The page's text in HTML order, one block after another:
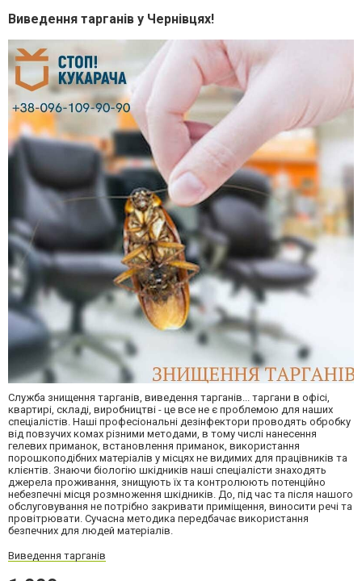
Виведення тарганів у Чернівцях!
Служба знищення тарганів, виведення тарганів... таргани в офісі,
квартирі, складі, виробництві - це все не є проблемою для наших
спеціалістів. Наші професіональні дезінфектори проводять обробку
від повзучих комах різними методами, в тому числі нанесення
гелевих приманок, встановлення приманок, використання
порошкоподібних матеріалів у місцях не видимих для працівників та
клієнтів. Знаючи біологію шкідників наші спеціалісти знаходять
джерела проживання, знищують їх та контролюють потенційно
небезпечні місця розмноження шкідників. До, під час та після нашого
обслуговування не потрібно закривати приміщення, виносити речі та
провітрювати. Сучасна методика передбачає використання
безпечних для людей матеріалів.
Виведення тарганів